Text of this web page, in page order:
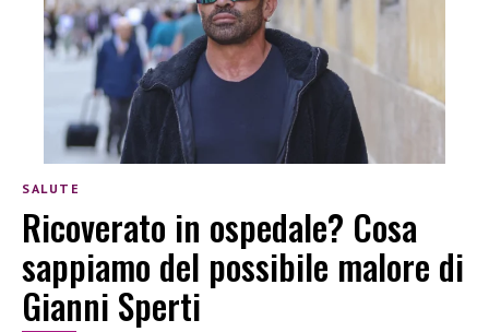
SALUTE
Ricoverato in ospedale? Cosa
sappiamo del possibile malore di
Gianni Sperti